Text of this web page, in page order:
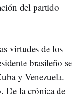
del partido
virtudes de los
brasileño se
y Venezuela.
De la crónica de